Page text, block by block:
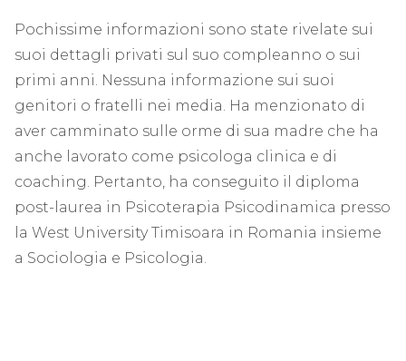
Pochissime informazioni sono state rivelate sui
suoi dettagli privati ​​sul suo compleanno o sui
primi anni. Nessuna informazione sui suoi
genitori o fratelli nei media. Ha menzionato di
aver camminato sulle orme di sua madre che ha
anche lavorato come psicologa clinica e di
coaching. Pertanto, ha conseguito il diploma
post-laurea in Psicoterapia Psicodinamica presso
la West University Timisoara in Romania insieme
a Sociologia e Psicologia.